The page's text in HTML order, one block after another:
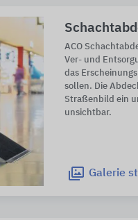
ACO
Ver- und
das
sollen. Die
Straßenbild ein
unsichtbar.
Galerie